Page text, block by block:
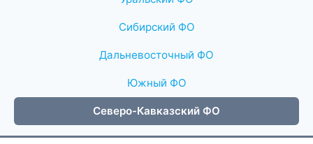
Сибирский ФО
Дальневосточный ФО
Южный ФО
Северо-Кавказский ФО